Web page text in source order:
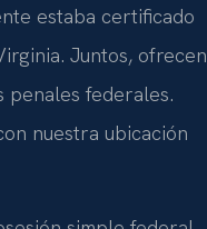
estaba certificado
Juntos, ofrecen
penales federales.
nuestra ubicación